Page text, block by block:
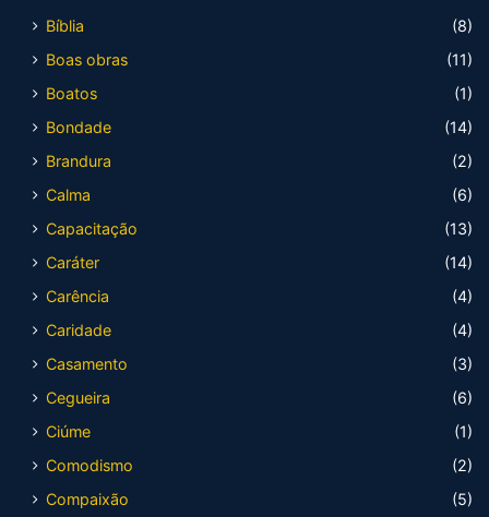
Bíblia
(8)
Boas obras
(11)
Boatos
(1)
Bondade
(14)
Brandura
(2)
Calma
(6)
Capacitação
(13)
Caráter
(14)
Carência
(4)
Caridade
(4)
Casamento
(3)
Cegueira
(6)
Ciúme
(1)
Comodismo
(2)
Compaixão
(5)